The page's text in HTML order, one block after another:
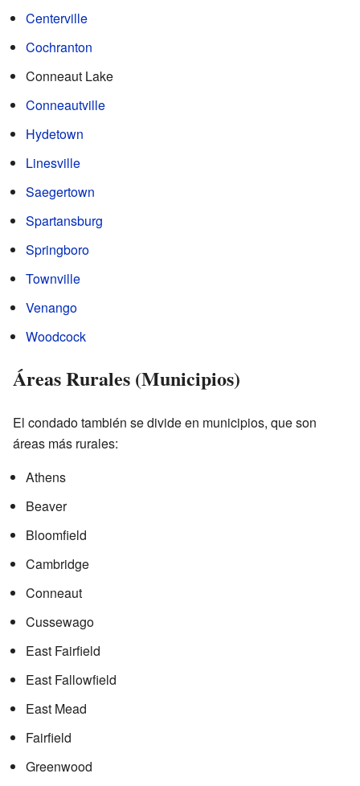
Centerville
Cochranton
Conneaut Lake
Conneautville
Hydetown
Linesville
Saegertown
Spartansburg
Springboro
Townville
Venango
Woodcock
Áreas Rurales (Municipios)
El condado también se divide en municipios, que son
áreas más rurales:
Athens
Beaver
Bloomfield
Cambridge
Conneaut
Cussewago
East Fairfield
East Fallowfield
East Mead
Fairfield
Greenwood